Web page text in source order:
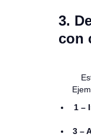
3.
con
1 –
3 –